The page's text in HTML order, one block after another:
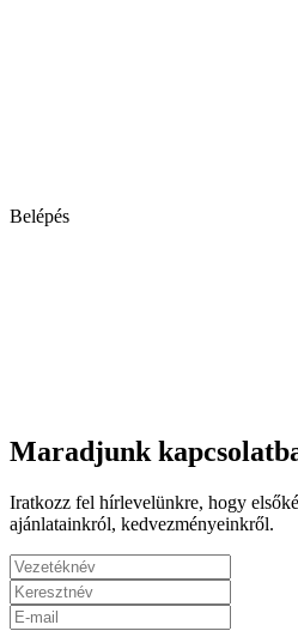
Belépés
Maradjunk
Iratkozz fel hírlevelünkre, hogy
ajánlatainkról, kedvezményeinkről.